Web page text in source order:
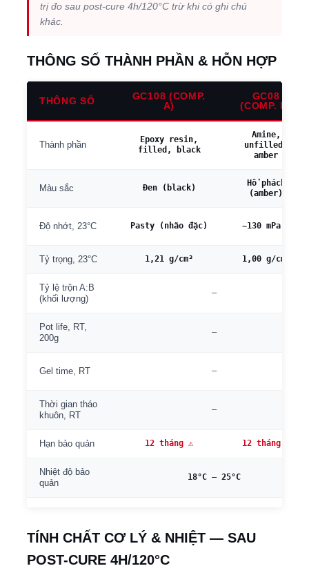
trị đo sau post-cure 4h/120°C trừ khi có ghi chú
khác.
THÔNG SỐ THÀNH PHẦN & HỖN HỢP
THÔNG SỐ
GC108 (COMP.
A)
GC08
(COMP. B)
Thành phần
Epoxy resin,
filled, black
Amine,
unfilled,
amber
Màu sắc Đen (black)
Hổ phách
(amber)
Độ nhớt, 23°C Pasty (nhão đặc) ~130 mPa·s
Tỷ trọng, 23°C 1,21 g/cm³ 1,00 g/cm³
Tỷ lệ trộn A:B
(khối lượng)
—
Pot life, RT,
200g
—
Gel time, RT —
Thời gian tháo
khuôn, RT
—
Hạn bảo quản 12 tháng ⚠ 12 tháng ⚠
Nhiệt độ bảo
quản
18°C – 25°C
TÍNH CHẤT CƠ LÝ & NHIỆT — SAU
POST-CURE 4H/120°C